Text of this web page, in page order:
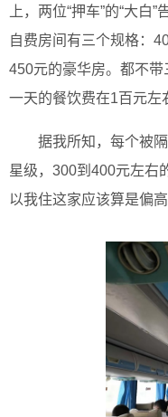
上，两位“押车”的“大白
自费房间有三个规格：
450元的豪华房。都不
一天的餐饮费在1百元左
据我所知，每个被
星级，300到400元左右
以我住这家应该算是偏高